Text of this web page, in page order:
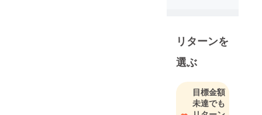
キンビシャ
ス」創業。
野球トレー
ニング支援
「アビリ
ティトレー
リターンを
選ぶ
目標金額
未達でも